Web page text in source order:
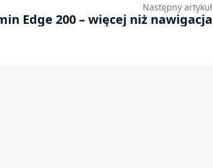
Następny artykuł
Edge 200 – więcej niż nawigacja